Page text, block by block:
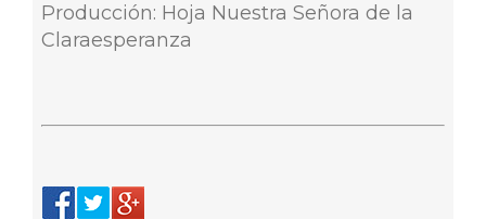
Producción: Hoja Nuestra Señora de la
Claraesperanza